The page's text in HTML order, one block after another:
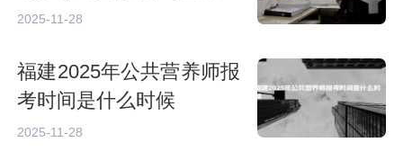
取
2025-11-28
福建2025年公共营养师报
考时间是什么时候
2025-11-28